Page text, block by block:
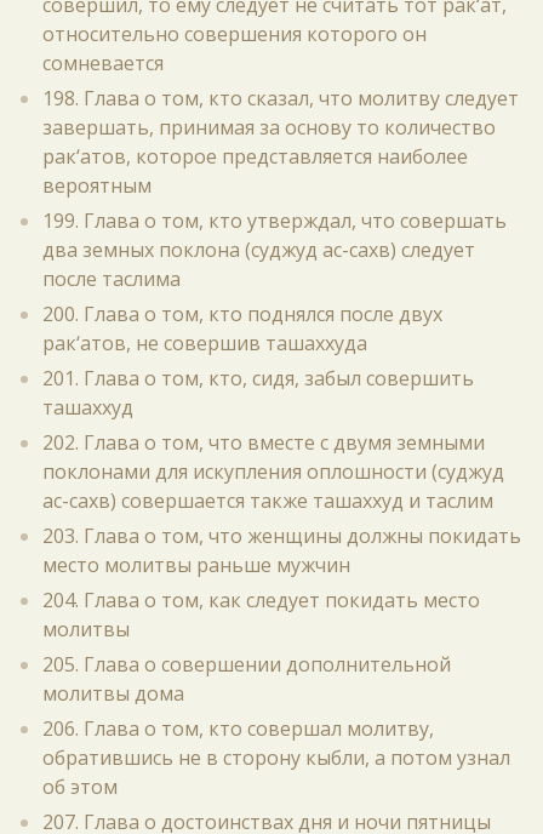
относительно совершения которого он
сомневается
198. Глава о том, кто сказал, что молитву следует
завершать, принимая за основу то количество
рак‘атов, которое представляется наиболее
вероятным
199. Глава о том, кто утверждал, что совершать
два земных поклона (суджуд ас-сахв) следует
после таслима
200. Глава о том, кто поднялся после двух
рак‘атов, не совершив ташаххуда
201. Глава о том, кто, сидя, забыл совершить
ташаххуд
202. Глава о том, что вместе с двумя земными
поклонами для искупления оплошности (суджуд
ас-сахв) совершается также ташаххуд и таслим
203. Глава о том, что женщины должны покидать
место молитвы раньше мужчин
204. Глава о том, как следует покидать место
молитвы
205. Глава о совершении дополнительной
молитвы дома
206. Глава о том, кто совершал молитву,
обратившись не в сторону кыбли, а потом узнал
об этом
207. Глава о достоинствах дня и ночи пятницы